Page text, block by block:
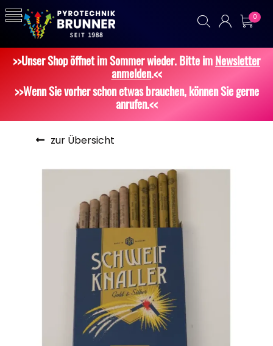
0
>>Unser Shop öffnet im Sommer wieder. Bitte imNewsletter
anmelden.<<
>>Wenn Sie vorher schon etwas brauchen, können Sie gerne
anrufen.<<
zur Übersicht